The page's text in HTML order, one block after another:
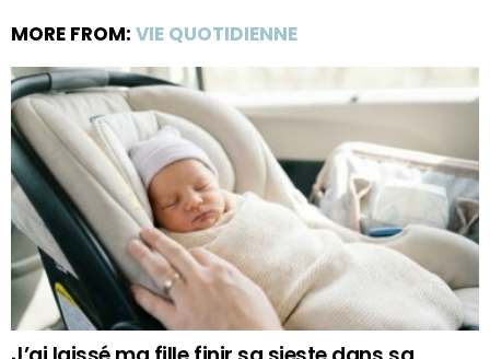
MORE FROM: VIE QUOTIDIENNE